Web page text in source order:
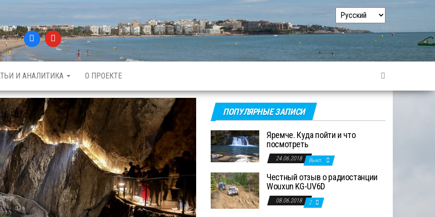
Выбрать
язык
И АНАЛИТИКА О ПРОЕКТЕ
ПОПУЛЯРНЫЕ ЗАПИСИ
Яремче. Куда пойти и что
посмотреть
24.06.2018 Выкл.
Честный отзыв о радиостанции
Wouxun KG-UV6D
08.06.2018 2